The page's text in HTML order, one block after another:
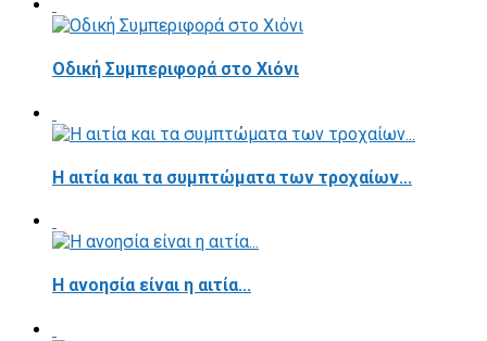
Οδική Συμπεριφορά στο Χιόνι
Η αιτία και τα συμπτώματα των τροχαίων...
Η ανοησία είναι η αιτία...